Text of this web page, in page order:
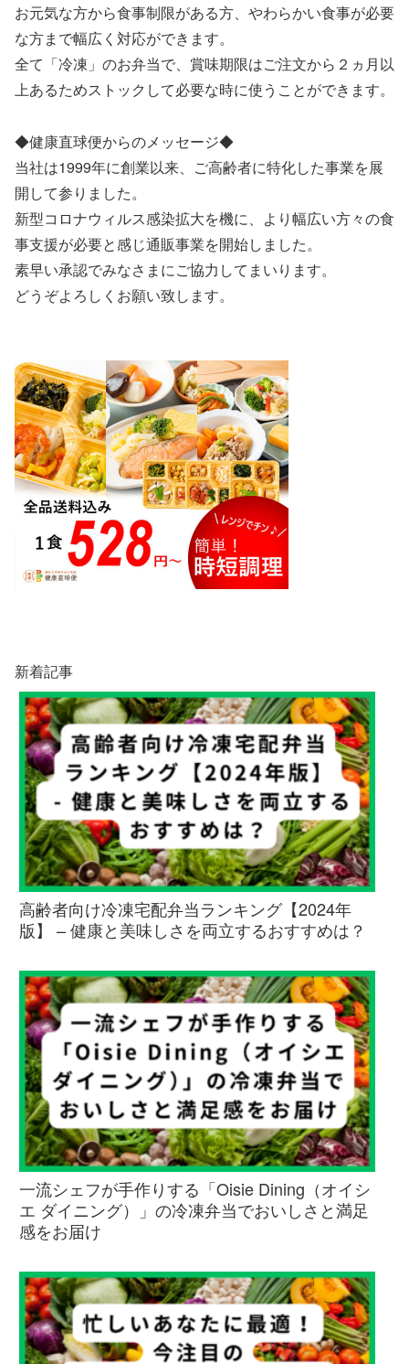
お元気な方から食事制限がある方、やわらかい食事が必要
な方まで幅広く対応ができます。
全て「冷凍」のお弁当で、賞味期限はご注文から２ヵ月以
上あるためストックして必要な時に使うことができます。
◆健康直球便からのメッセージ◆
当社は1999年に創業以来、ご高齢者に特化した事業を展
開して参りました。
新型コロナウィルス感染拡大を機に、より幅広い方々の食
事支援が必要と感じ通販事業を開始しました。
素早い承認でみなさまにご協力してまいります。
どうぞよろしくお願い致します。
新着記事
高齢者向け冷凍宅配弁当ランキング【2024年
版】 – 健康と美味しさを両立するおすすめは？
一流シェフが手作りする「Oisie Dining（オイシ
エ ダイニング）」の冷凍弁当でおいしさと満足
感をお届け